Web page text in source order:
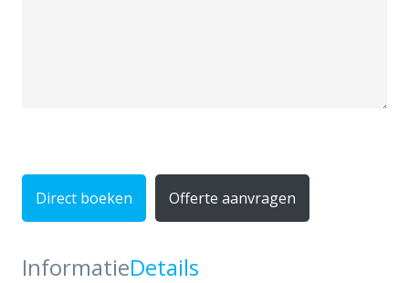
Direct boeken Offerte aanvragen
InformatieDetails